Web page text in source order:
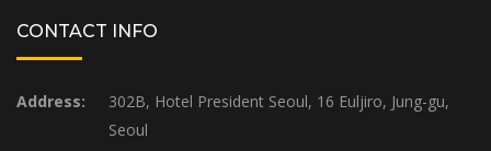
CONTACT INFO
Address:
302B, Hotel President Seoul, 16 Euljiro, Jung-gu,
Seoul